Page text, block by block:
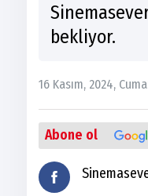
bekliyor.
16 Kasım, 2024,
Abone ol